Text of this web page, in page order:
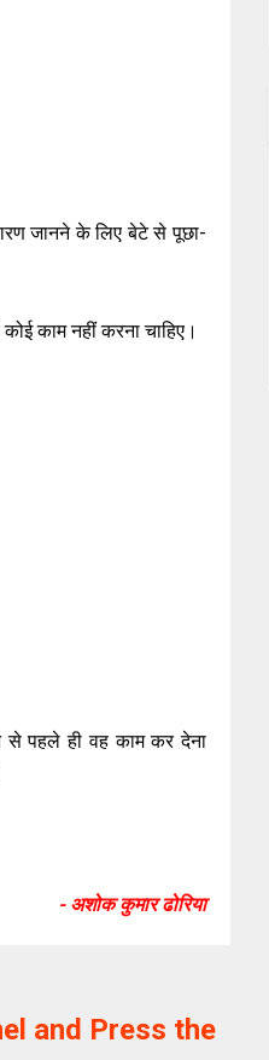
जानने के लिए बेटे से पूछा-
काम नहीं करना चाहिए।
पहले ही वह काम कर देना
- अशोक कुमार ढोरिया
and Press the